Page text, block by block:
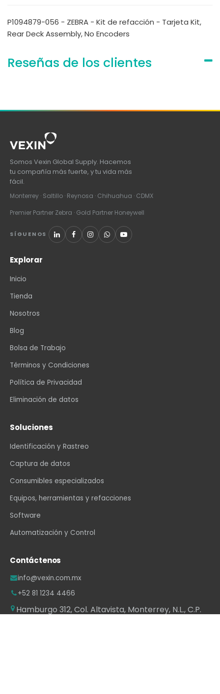
P1094879-056 - ZEBRA - Kit de refacción - Tarjeta Kit,
Rear Deck Assembly, No Encoders
Reseñas de los clientes
Somos Vexin Global Supply. Hacemos
tu compañía más fuerte, y tu vida más
fácil.
Monterrey · Saltillo · Reynosa · Chihuahua · CDMX
Premier Partner Zebra · Gold Partner Honeywell
SÍGUENOS
Explorar
Inicio
Tienda
Nosotros
Blog
Bolsa de Trabajo
Términos y Condiciones
Política de Privacidad
Eliminación de datos
Soluciones
Identificación y Rastreo
Captura de datos
Consumibles especializados
Equipos, herramientas y refacciones
Software
Automatización y Control
Contáctenos
info@vexin.com.mx
+52 81 1234 4466
Hamburgo 312, Col. Altavista, Monterrey, N.L., C.P.